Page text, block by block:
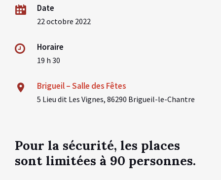
Date
22 octobre 2022
Horaire
19 h 30
Brigueil – Salle des Fêtes
5 Lieu dit Les Vignes, 86290 Brigueil-le-Chantre
Pour la sécurité, les places
sont limitées à 90 personnes.